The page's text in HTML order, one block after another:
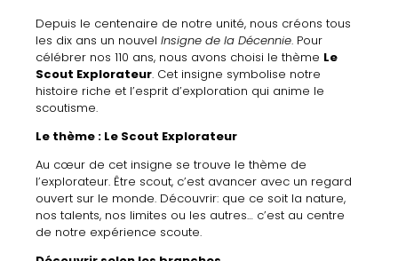
Depuis le centenaire de notre unité, nous créonstous
les dix ans un nouvelInsignedelaDécennie. Pour
célébrer nos110 ans, nous avons choisi lethème Le
Scout Explorateur. Cet insigne symbolise notre
histoire riche et l’esprit d’exploration qui anime le
scoutisme.
Le thème : Le Scout Explorateur
Au cœur de cet insigne setrouve lethème de
l’explorateur. Être scout, c’est avancer avec un regard
ouvert sur le monde. Découvrir: que ce soit la nature,
nostalents, nos limites ou les autres… c’est au centre
de notre expérience scoute.